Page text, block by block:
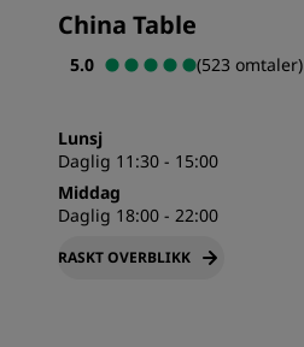
China Table
5.0 (523 omtaler)
Lunsj
Daglig 11:30 - 15:00
Middag
Daglig 18:00 - 22:00
RASKT OVERBLIKK